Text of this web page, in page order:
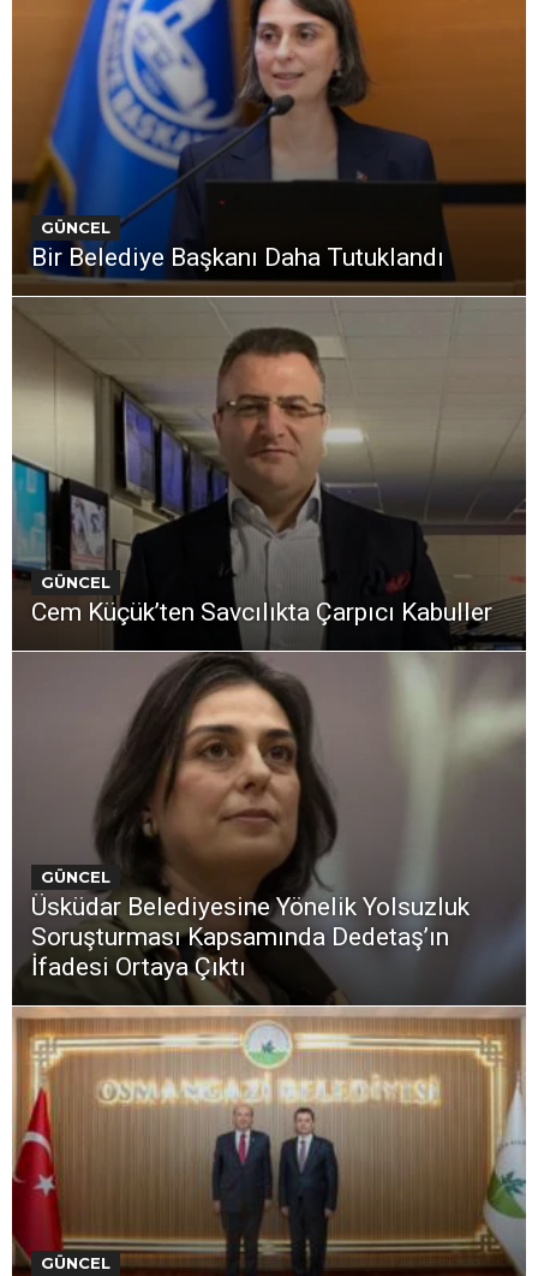
GÜNCEL
Bir Belediye Başkanı Daha Tutuklandı
GÜNCEL
Cem Küçük’ten Savcılıkta Çarpıcı Kabuller
GÜNCEL
Üsküdar Belediyesine Yönelik Yolsuzluk
Soruşturması Kapsamında Dedetaş’ın
İfadesi Ortaya Çıktı
GÜNCEL